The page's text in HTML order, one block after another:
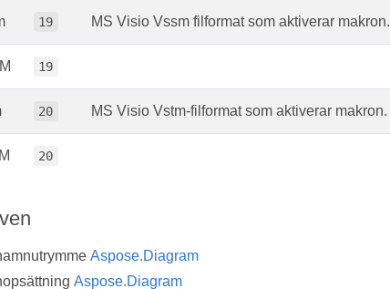
19 MS Visio Vssm filformat som aktiverar makron.
19
20 MS Visio Vstm-filformat som aktiverar makron.
20
Aspose.Diagram
Aspose.Diagram